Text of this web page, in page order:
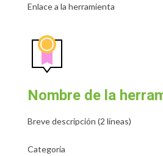
Enlace a la herramienta
Nombre de la
Breve descripción (2 líneas)
Categoría